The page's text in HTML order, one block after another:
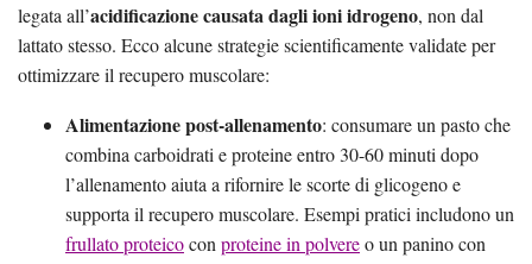
legata all’acidificazione causata dagli ioni idrogeno, non dal
lattato stesso. Ecco alcune strategie scientificamente validate per
ottimizzare il recupero muscolare:
Alimentazione post-allenamento: consumare un pasto che
combina carboidrati e proteine entro 30-60 minuti dopo
l’allenamento aiuta a rifornire le scorte di glicogeno e
supporta il recupero muscolare. Esempi pratici includono un
frullato proteicoconproteine in polvereo un panino con